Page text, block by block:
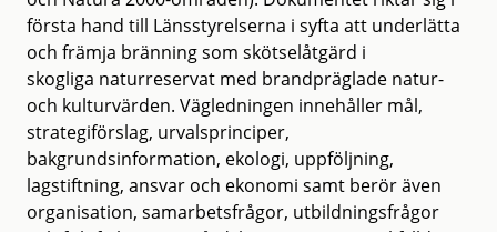
första hand till Länsstyrelserna i syfta att underlätta
och främja bränning som skötselåtgärd i
skogliga naturreservat med brandpräglade natur-
och kulturvärden. Vägledningen innehåller mål,
strategiförslag, urvalsprinciper,
bakgrundsinformation, ekologi, uppföljning,
lagstiftning, ansvar och ekonomi samt berör även
organisation, samarbetsfrågor, utbildningsfrågor